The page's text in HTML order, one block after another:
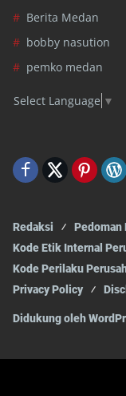
Berita Medan
bobby nasution
pemko medan
Select Language ▼
Redaksi
Pedoman
Kode Etik Internal
Kode Perilaku
Privacy Policy
Didukung oleh